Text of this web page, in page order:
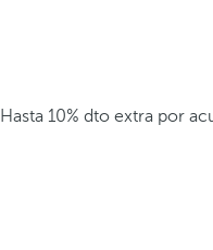
Hasta 10% dto extra por